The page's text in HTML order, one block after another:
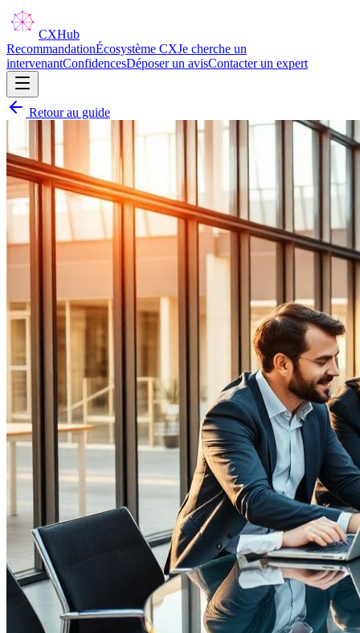
CXHub
RecommandationÉcosystème CXJe cherche un
intervenantConfidencesDéposer un avisContacter un expert
Retour au guide